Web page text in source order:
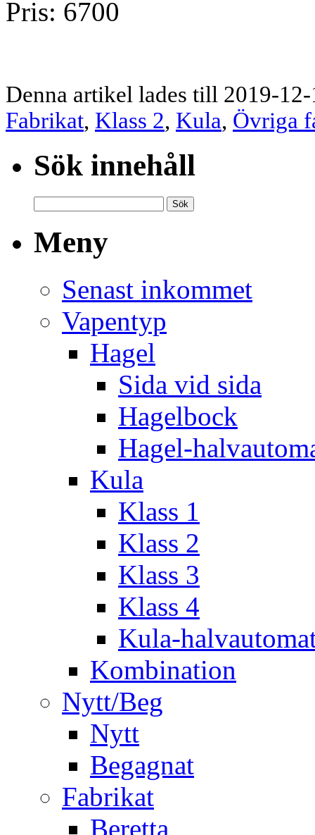
Pris: 6700
Denna artikel lades till 2019-
Fabrikat, Klass 2, Kula, Övriga
Sök innehåll
Meny
Senast inkommet
Vapentyp
Hagel
Sida vid sida
Hagelbock
Hagel-
Kula
Klass 1
Klass 2
Klass 3
Klass 4
Kula-
Kombination
Nytt/Beg
Nytt
Begagnat
Fabrikat
Beretta